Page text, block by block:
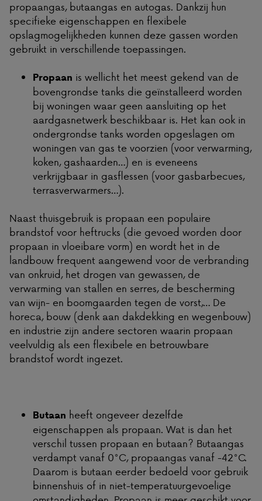
propaangas, butaangas en autogas. Dankzij hun
specifieke eigenschappen en flexibele
opslagmogelijkheden kunnen deze gassen worden
gebruikt in verschillende toepassingen.
Propaan is wellicht het meest gekend van de
bovengrondse tanks die geïnstalleerd worden
bij woningen waar geen aansluiting op het
aardgasnetwerk beschikbaar is. Het kan ook in
ondergrondse tanks worden opgeslagen om
woningen van gas te voorzien (voor verwarming,
koken, gashaarden…) en is eveneens
verkrijgbaar in gasflessen (voor gasbarbecues,
terrasverwarmers…).
Naast thuisgebruik is propaan een populaire
brandstof voor heftrucks (die gevoed worden door
propaan in vloeibare vorm) en wordt het in de
landbouw frequent aangewend voor de verbranding
van onkruid, het drogen van gewassen, de
verwarming van stallen en serres, de bescherming
van wijn- en boomgaarden tegen de vorst,… De
horeca, bouw (denk aan dakdekking en wegenbouw)
en industrie zijn andere sectoren waarin propaan
veelvuldig als een flexibele en betrouwbare
brandstof wordt ingezet.
Butaan heeft ongeveer dezelfde
eigenschappen als propaan. Wat is dan het
verschil tussen propaan en butaan? Butaangas
verdampt vanaf 0°C, propaangas vanaf -42°C.
Daarom is butaan eerder bedoeld voor gebruik
binnenshuis of in niet-temperatuurgevoelige